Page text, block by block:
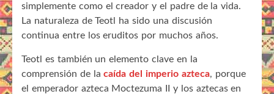
simplemente como el creador y el padre de la vida.
La naturaleza de Teotl ha sido una discusión
continua entre los eruditos por muchos años.
Teotl es también un elemento clave en la
comprensión de lacaída del imperio azteca, porque
el emperador azteca Moctezuma II y los aztecas en